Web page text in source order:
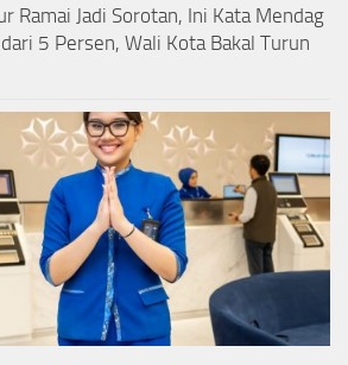
Ramai Jadi Sorotan, Ini Kata Mendag
5 Persen, Wali Kota Bakal Turun